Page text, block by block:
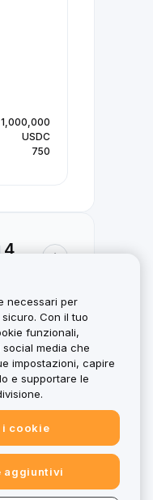
USDC
750
4
Terminato
i dettagli
necessari per
Con il tuo
funzionali,
media che
impostazioni, capire
e supportare le
cookie
aggiuntivi